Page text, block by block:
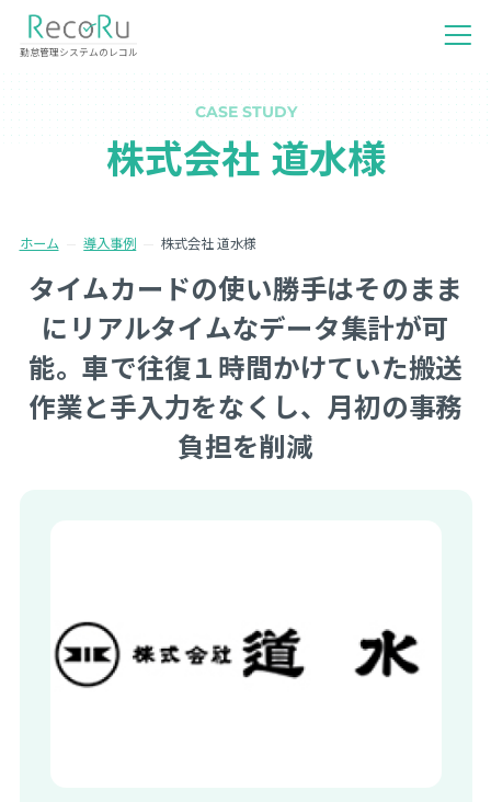
勤怠管理システムのレコル
CASE STUDY
株式会社 道水様
ホーム 導入事例 株式会社 道水様
タイムカードの使い勝手はそのまま
にリアルタイムなデータ集計が可
能。車で往復１時間かけていた搬送
作業と手入力をなくし、月初の事務
負担を削減